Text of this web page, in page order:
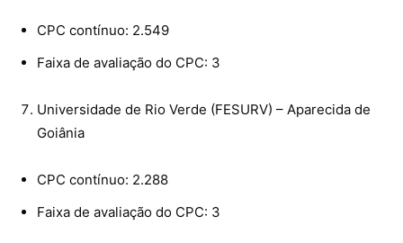
CPC contínuo: 2.549
Faixa de avaliação do CPC: 3
Universidade de Rio Verde (FESURV) – Aparecida de
Goiânia
CPC contínuo: 2.288
Faixa de avaliação do CPC: 3